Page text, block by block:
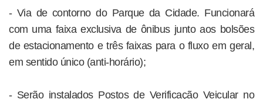
- Via de contorno do Parque da Cidade. Funcionará
com uma faixa exclusiva de ônibus junto aos bolsões
de estacionamento e três faixas para o fluxo em geral,
em sentido único (anti-horário);
- Serão instalados Postos de Verificação Veicular no